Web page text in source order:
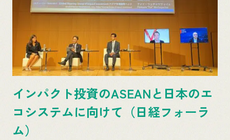
インパクト投資のASEANと日本のエ
コシステムに向けて（日経フォーラ
ム）